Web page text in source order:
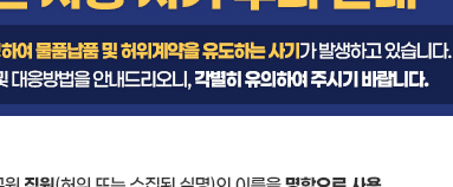
수의계약 현황
부패징계 현황
감사결과공개